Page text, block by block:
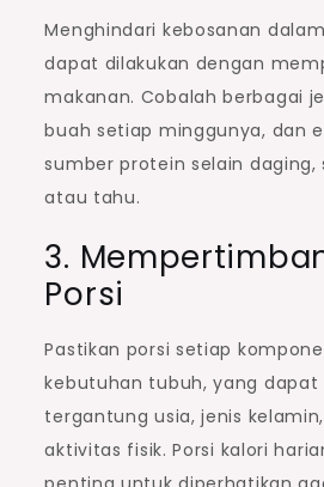
Menghindari kebosanan
dapat dilakukan dengan
makanan. Cobalah berbagai
buah setiap minggunya, dan
sumber protein selain
atau tahu.
3.
Porsi
Pastikan porsi setiap
kebutuhan tubuh, yang
tergantung usia, jenis
aktivitas fisik. Porsi kalori